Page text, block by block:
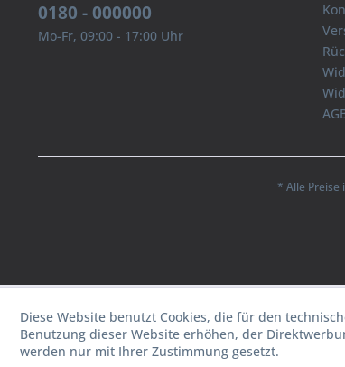
0180 - 000000
Mo-Fr, 09:00 - 17:00 Uhr
* Alle
Diese Website benutzt Cookies, die für den
Benutzung dieser Website erhöhen, der
werden nur mit Ihrer Zustimmung gesetzt.